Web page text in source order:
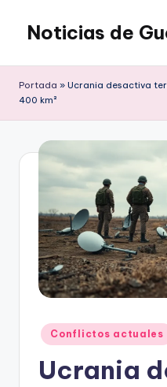
Saltar
contenido
Noticias de
Portada » Ucrania desactiva
400 km²
Publicado
en
Conflictos actuales
Ucrania